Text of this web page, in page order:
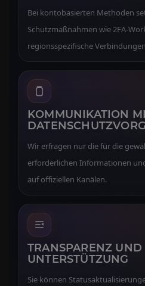
Bei kontobasierten Methoden
Schutzmaßnahmen wie 2FA-
regionsspezifische
KOMMUNIKATION
Wir erfragen nur die für die
erforderlichen Informationen
auf offiziellen Kanälen.
TRANSPARENZ UND
UNTERSTÜTZUNG
Sie können